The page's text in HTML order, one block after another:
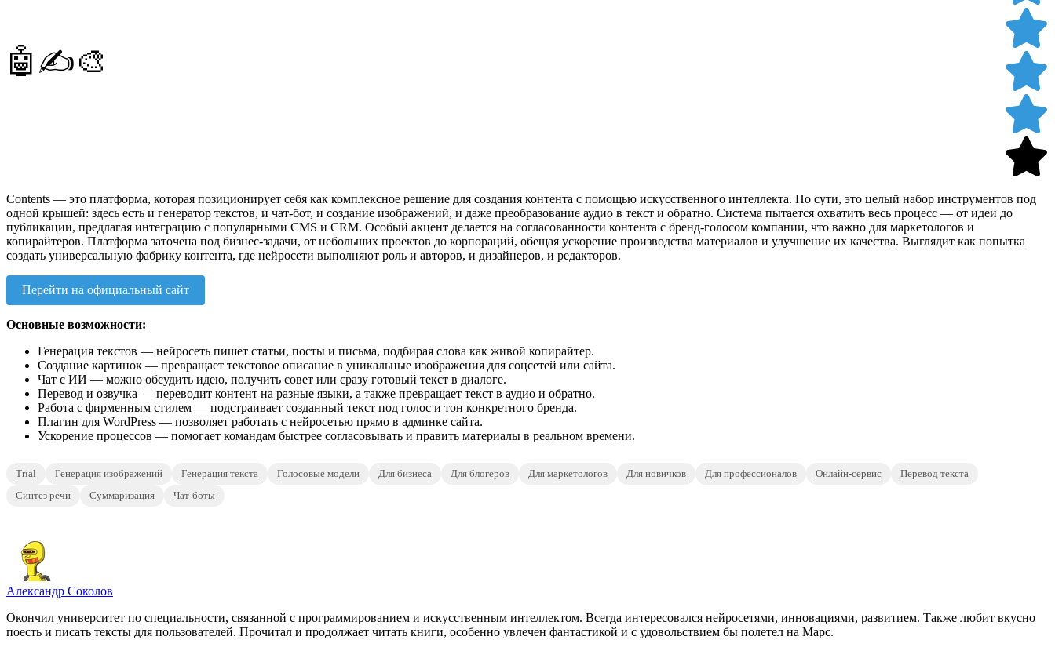
🤖✍️🎨
Contents — это платформа, которая позиционирует себя как комплексное решение для создания контента с помощью искусственного интеллекта. По сути, это целый набор инструментов под
одной крышей: здесь есть и генератор текстов, и чат-бот, и создание изображений, и даже преобразование аудио в текст и обратно. Система пытается охватить весь процесс — от идеи до
публикации, предлагая интеграцию с популярными CMS и CRM. Особый акцент делается на согласованности контента с бренд-голосом компании, что важно для маркетологов и
копирайтеров. Платформа заточена под бизнес-задачи, от небольших проектов до корпораций, обещая ускорение производства материалов и улучшение их качества. Выглядит как попытка
создать универсальную фабрику контента, где нейросети выполняют роль и авторов, и дизайнеров, и редакторов.
Перейти на официальный сайт
Основные возможности:
Генерация текстов — нейросеть пишет статьи, посты и письма, подбирая слова как живой копирайтер.
Создание картинок — превращает текстовое описание в уникальные изображения для соцсетей или сайта.
Чат с ИИ — можно обсудить идею, получить совет или сразу готовый текст в диалоге.
Перевод и озвучка — переводит контент на разные языки, а также превращает текст в аудио и обратно.
Работа с фирменным стилем — подстраивает созданный текст под голос и тон конкретного бренда.
Плагин для WordPress — позволяет работать с нейросетью прямо в админке сайта.
Ускорение процессов — помогает командам быстрее согласовывать и править материалы в реальном времени.
Trial Генерация изображений Генерация текста Голосовые модели Для бизнеса Для блогеров Для маркетологов Для новичков Для профессионалов Онлайн-сервис
Перевод текста
Синтез речи
Суммаризация Чат-боты
Александр Соколов
Окончил университет по специальности, связанной с программированием и искусственным интеллектом. Всегда интересовался нейросетями, инновациями, развитием. Также любит вкусно
поесть и писать тексты для пользователей. Прочитал и продолжает читать книги, особенно увлечен фантастикой и с удовольствием бы полетел на Марс.